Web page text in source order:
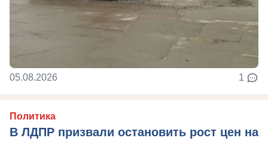
05.08.2026 1
Политика
В ЛДПР призвали остановить рост цен на